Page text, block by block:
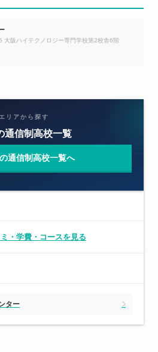
大阪ハイテクノロジー専門学校第2校舎6階
エリアから探す
通信制高校一覧
通信制高校一覧へ
・学費・コースを見る
ター